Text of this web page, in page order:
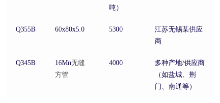
吨）
Q355B 60x80x5.0 5300
江苏无锡某供应
商
Q345B 16Mn无缝
方管
4000
多种产地/供应商
（如盐城、荆
门、南通等）